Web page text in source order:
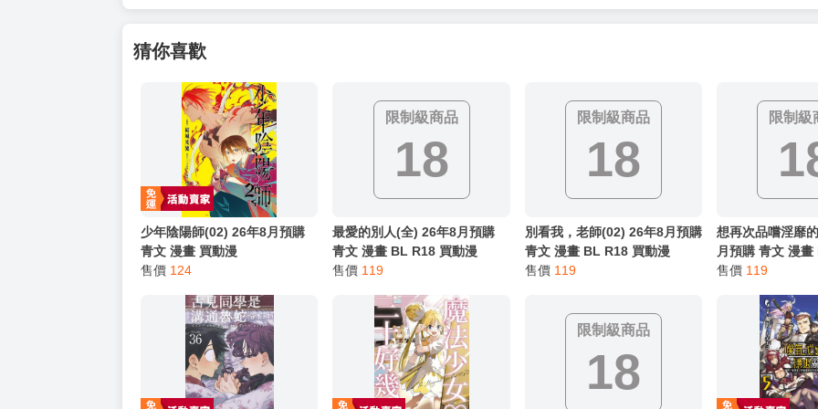
【買動漫提醒您：我們沒有電話聯繫與電話客服服務，請務必小心，避免受騙！】
★ 其他說明
．實際上市到貨時間依出版社最終公布為主。
．商品如有【現貨】或【免運】，賣場都會特別註明，沒有則反之。
．每位客人的訂單大廚都會用心對待，還請耐心等候唷～
猜你喜歡
限制級商品
18 18
限制級